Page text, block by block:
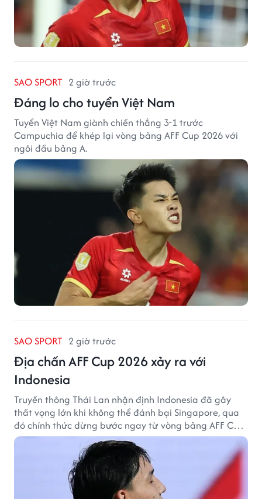
SAO SPORT 2 giờ trước
Đáng lo cho tuyển Việt Nam
Tuyển Việt Nam giành chiến thắng 3-1 trước
Campuchia để khép lại vòng bảng AFF Cup 2026 với
ngôi đầu bảng A.
SAO SPORT 2 giờ trước
Địa chấn AFF Cup 2026 xảy ra với
Indonesia
Truyền thông Thái Lan nhận định Indonesia đã gây
thất vọng lớn khi không thể đánh bại Singapore, qua
đó chính thức dừng bước ngay từ vòng bảng AFF Cup
2026.